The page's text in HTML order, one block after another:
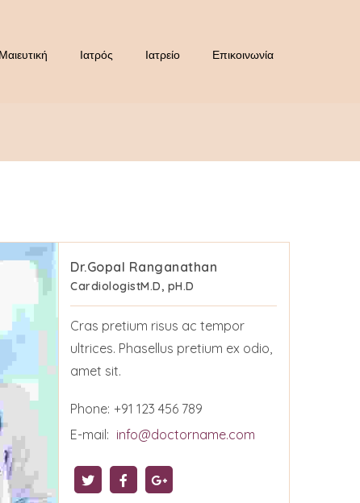
Μαιευτική Ιατρός Ιατρείο Επικοινωνία
Dr.Gopal Ranganathan
CardiologistM.D, pH.D
Cras pretium risus ac tempor
ultrices. Phasellus pretium ex odio,
amet sit.
Phone: +91 123 456 789
E-mail: info@doctorname.com